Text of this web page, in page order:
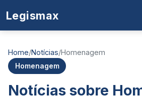
Legismax
Home/Notícias/Homenagem
Homenagem
Notícias sobre